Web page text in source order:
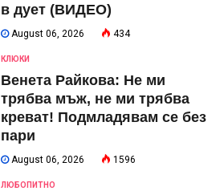
в дует (ВИДЕО)
August 06, 2026 434
КЛЮКИ
Венета Райкова: Не ми
трябва мъж, не ми трябва
креват! Подмладявам се без
пари
August 06, 2026 1596
ЛЮБОПИТНО